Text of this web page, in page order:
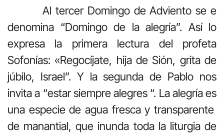
Al tercer Domingo de Adviento se e
denomina “Domingo de la alegría”. Así lo
expresa la primera lectura del profeta
Sofonías: «Regocíjate, hija de Sión, grita de
júbilo, Israel”. Y la segunda de Pablo nos
invita a “estar siempre alegres “. La alegría es
una especie de agua fresca y transparente
de manantial, que inunda toda la liturgia de